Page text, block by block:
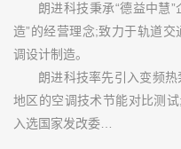
朗进科技秉承“德益中慧
造”的经营理念;致力于轨道
调设计制造。
朗进科技率先引入变频
地区的空调技术节能对比测
入选国家发改委…